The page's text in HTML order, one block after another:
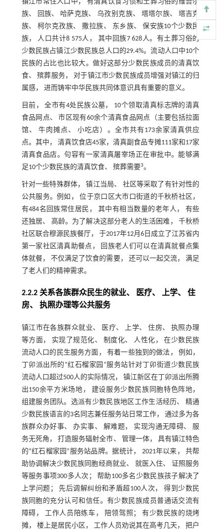
镇江市常住人口中， 有清真饮食习惯和土葬习俗的维吾尔
族、 回族、 哈萨克族、 乌孜别克族、 塔塔尔族、 塔吉克
族、 柯尔克孜族、 撒拉族、 东乡族、 保安族10个少数民
族， 人口共计8 575人， 其中回族7 628人。有土葬习俗的
少数民族占镇江少数民族总人口的29.4%。流动人口中10个
民族的占比也比较大。做好这部分少数民族成员的清真饮
食、 殡葬服务， 对于镇江市少数民族成员增强对镇江的归
属感， 进而铸牢中华民族共同体意识具有重要的意义。
目前， 全市有4处民族公墓， 10个领取清真标志牌的清真
食品网点、 市区现有60余个清真食品网点（主要包括拉面
馆、 牛肉摊点、 小吃店）。全市共有173余家清真供应
点。其中， 清真饮食店45家，清真副食品专摊111家和17家
清真食品店。句容有一家清真屠宰场正在审批中。能够满
足10个少数民族的清真饮食、 殡葬需要3。
针对一些特殊群体， 镇江当局、 社区等采取了有针对性的
公共服务。例如， 位于京口区大市口街道的千秋桥社区，
有484名回族常住居民， 其中有相当数量的老年人， 有些
还独居、 高龄。为了解决这部分老人的生活困难， 千秋桥
社区联合穆源民族餐厅， 于2017年12月6日成立了江苏省内
第一家社区清真助餐点， 回族老人们可以在清真就餐点集
体就餐， 不仅满足了饮食的需要， 还可以一起交流， 满足
了老人们的精神需求。
2.2.2 关系各族群众民生的就业、 医疗、 上学、 住
房、 执照办理等公共服务
镇江市在各族群众就业、 医疗、 上学、 住房、 执照办理
等方面， 实现了规范化、 制度化、 人性化， 在少数民族
流动人口的民生服务方面， 有着一些独到的做法， 例如，
丁卯派出所的“红石榴家园”服务站针对丁卯街道少数民族
流动人口超过500人的实际情况， 镇江新区在丁卯派出所腾
出150余平方米场地， 建设服务少数民族同胞特色阵地，
组建服务团队。选派有少数民族地区工作生活经历、 精通
少数民族语言的3名同志兼任服务站日常工作， 通过多为各
族群众办好事、 办实事、 解难题， 实现沟通无障碍、 服
务无死角， 打造服务辐射全市、 管理一体， 具有镇江特色
的“红石榴家园”服务站品牌。据统计， 2021年以来， 共帮
助协调解决少数民族同胞经商就业、 就医入住、 证照服务
等服务事项300多人次； 帮助100多名少数民族孩子解决了
上学问题； 先后调解纠纷和矛盾超100人次， 得到少数民
族同胞的充分认可和信任。有少数民族成员普通话交流有
障碍， 工作人员陪练车， 陪领驾照； 有少数民族的烧烤
摊， 楼上是居民小区， 工作人员劝说其在高考几天， 把户